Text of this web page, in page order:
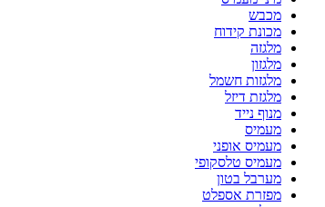
מכבש
מכונת קידוח
מלגזה
מלגזון
מלגזות חשמל
מלגזת דיזל
מנוף נייד
מעמיס
מעמיס אופני
מעמיס טלסקופי
מערבל בטון
מפזרת אספלט